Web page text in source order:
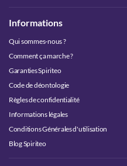
Informations
Qui sommes-nous ?
Comment ça marche ?
Garanties Spiriteo
Code de déontologie
Règles de confidentialité
Informations légales
Conditions Générales d'utilisation
Blog Spiriteo